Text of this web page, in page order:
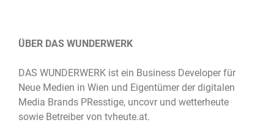
ÜBER DAS WUNDERWERK
DAS WUNDERWERK ist ein Business Developer für
Neue Medien in Wien und Eigentümer der digitalen
Media Brands PResstige, uncovr und wetterheute
sowie Betreiber von tvheute.at.